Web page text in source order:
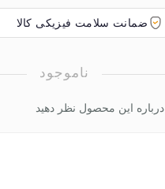
ضمانت سلامت فیزیکی کالا
ناموجود
درباره این محصول نظر دهید